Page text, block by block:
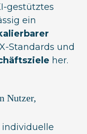
gestütztes
ein
Standards und
her.
Nutzer,
individuelle